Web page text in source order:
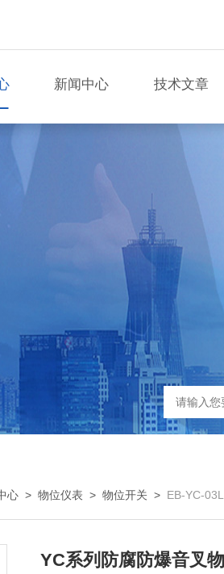
新闻中心 技术文章
心 > 物位仪表 > 物位开关 > EB-YC-
YC系列防腐防爆音叉